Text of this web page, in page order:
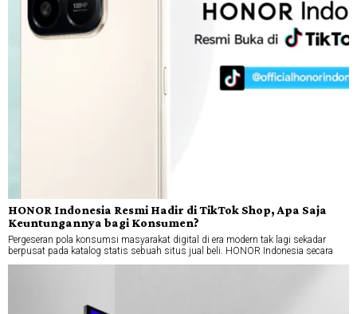
HONOR Indonesia Resmi Hadir di TikTok Shop, Apa Saja
Keuntungannya bagi Konsumen?
Pergeseran pola konsumsi masyarakat digital di era modern tak lagi sekadar
berpusat pada katalog statis sebuah situs jual beli. HONOR Indonesia secara